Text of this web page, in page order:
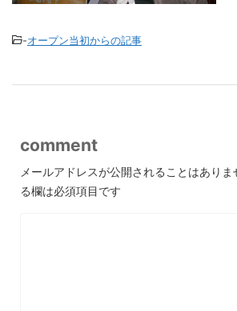
-オープン当初からの記事
comment
メールアドレスが公開されることはありま
る欄は必須項目です